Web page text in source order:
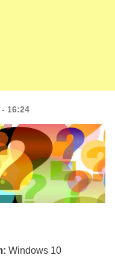
16:24
Windows 10